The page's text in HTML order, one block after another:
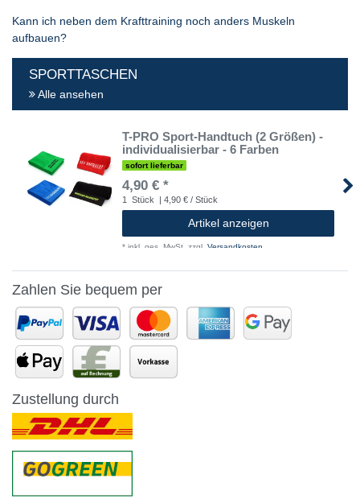
Kann ich neben dem Krafttraining noch anders Muskeln
aufbauen?
SPORTTASCHEN
Alle ansehen
T-PRO Sport-Handtuch (2 Größen) -
individualisierbar - 6 Farben
sofort lieferbar
4,90 € *
1 Stück | 4,90 € / Stück
Artikel anzeigen
* inkl. ges. MwSt. zzgl. Versandkosten
Zahlen Sie bequem per
Zustellung durch